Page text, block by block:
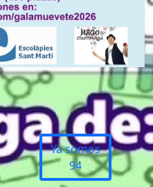
Ya somos
94